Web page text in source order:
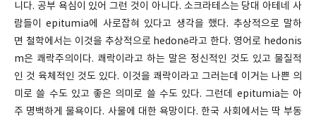
니다. 공부 욕심이 있어 그런 것이 아니다. 소크라테스는 당대 아테네 사
람들이 epitumia에 사로잡혀 있다고 생각을 했다. 추상적으로 말하
면 철학에서는 이것을 추상적으로 hedonē라고 한다. 영어로 hedonis
m은 쾌락주의이다. 쾌락이라고 하는 말은 정신적인 것도 있고 물질적
인 것 육체적인 것도 있다. 이것을 쾌락이라고 그러는데 이거는 나쁜 의
미로 쓸 수도 있고 좋은 의미로 쓸 수도 있다. 그런데 epitumia는 아
주 명백하게 물욕이다. 사물에 대한 욕망이다. 한국 사회에서는 딱 부동